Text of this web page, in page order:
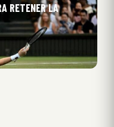
RETENER LA